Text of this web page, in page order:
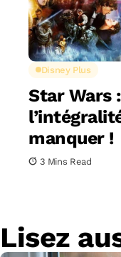
Disney Plus
Star Wars
manquer !
3 Mins Read
Lisez